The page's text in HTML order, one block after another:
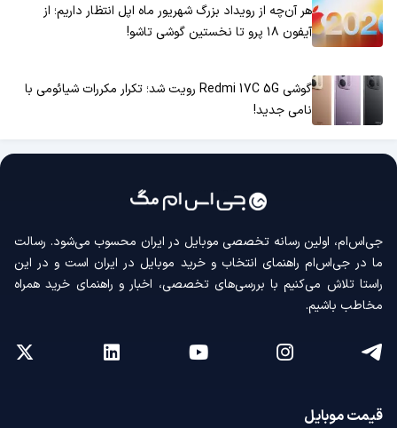
هر آن‌چه از رویداد بزرگ شهریور ماه اپل انتظار داریم؛ از
آیفون ۱۸ پرو تا نخستین گوشی تاشو!
گوشی Redmi 17C 5G رویت شد؛ تکرار مکررات شیائومی با
نامی جدید!
جی‌اس‌ام، اولین رسانه‌ تخصصی موبایل در ایران محسوب می‌شود. رسالت
ما در جی‌اس‌ام راهنمای انتخاب و خرید موبایل در ایران است و در این
راستا تلاش می‌کنیم با بررسی‌های تخصصی، اخبار و راهنمای خرید همراه
مخاطب باشیم.
قیمت موبایل